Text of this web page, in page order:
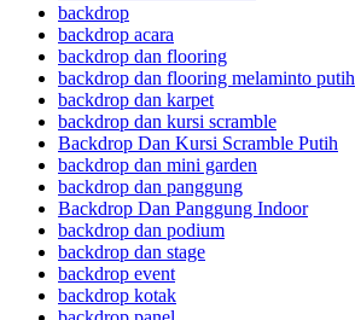
backdrop
backdrop acara
backdrop dan flooring
backdrop dan flooring melaminto putih
backdrop dan karpet
backdrop dan kursi scramble
Backdrop Dan Kursi Scramble Putih
backdrop dan mini garden
backdrop dan panggung
Backdrop Dan Panggung Indoor
backdrop dan podium
backdrop dan stage
backdrop event
backdrop kotak